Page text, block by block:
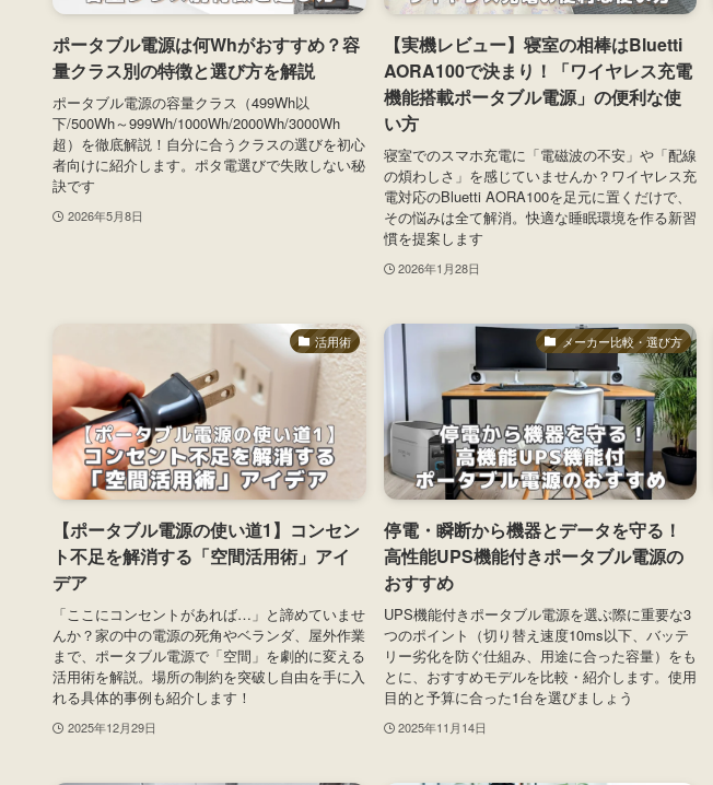
ポータブル電源は何Whがおすすめ？容
量クラス別の特徴と選び方を解説
ポータブル電源の容量クラス（499Wh以
下/500Wh～999Wh/1000Wh/2000Wh/3000Wh
超）を徹底解説！自分に合うクラスの選びを初心
者向けに紹介します。ポタ電選びで失敗しない秘
訣です
2026年5月8日
【実機レビュー】寝室の相棒はBluetti
AORA100で決まり！「ワイヤレス充電
機能搭載ポータブル電源」の便利な使
い方
寝室でのスマホ充電に「電磁波の不安」や「配線
の煩わしさ」を感じていませんか？ワイヤレス充
電対応のBluetti AORA100を足元に置くだけで、
その悩みは全て解消。快適な睡眠環境を作る新習
慣を提案します
2026年1月28日
活用術
【ポータブル電源の使い道1】コンセン
ト不足を解消する「空間活用術」アイ
デア
「ここにコンセントがあれば…」と諦めていませ
んか？家の中の電源の死角やベランダ、屋外作業
まで、ポータブル電源で「空間」を劇的に変える
活用術を解説。場所の制約を突破し自由を手に入
れる具体的事例も紹介します！
2025年12月29日
メーカー比較・選び方
停電・瞬断から機器とデータを守る！
高性能UPS機能付きポータブル電源の
おすすめ
UPS機能付きポータブル電源を選ぶ際に重要な3
つのポイント（切り替え速度10ms以下、バッテ
リー劣化を防ぐ仕組み、用途に合った容量）をも
とに、おすすめモデルを比較・紹介します。使用
目的と予算に合った1台を選びましょう
2025年11月14日